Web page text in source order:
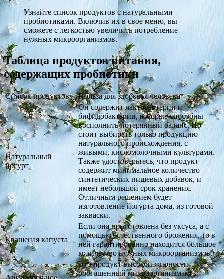
Узнайте список продуктов с натуральными
пробиотиками. Включив их в свое меню, вы
сможете с легкостью увеличить потребление
нужных микроорганизмов.
Таблица продуктов питания,
содержащих пробиотики
Список продуктов Польза для здоровья человека
Натуральный
йогурт
Он содержит лактобактерии и
бифидобактерии, которые способны
восполнить потерянный баланс. Но
стоит выбирать только продукцию
натурального происхождения, с
живыми, кисломолочными культурами.
Также удостоверьтесь, что продукт
содержит минимальное количество
синтетических пищевых добавок, и
имеет небольшой срок хранения.
Отличным решением будет
изготовление йогурта дома, из готовой
закваски.
Квашеная капуста
Если она приготовлена без уксуса, а с
помощью естественного брожения, то в
ней гарантированно находится большое
количество нужных микроорганизмов.
Это продукт высокой жирности,
обогащенный микроорганизмами.